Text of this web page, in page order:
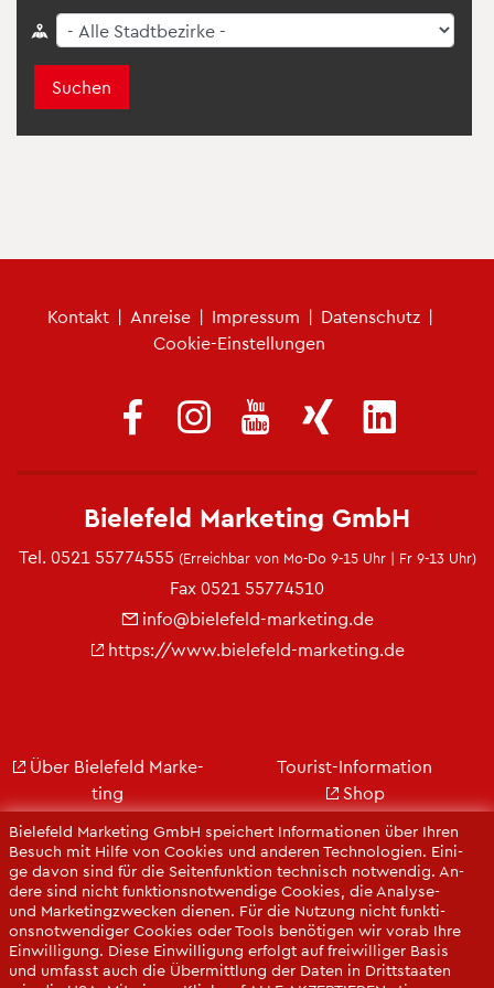
Suchen
Kon­takt | An­rei­se | Im­pres­sum | Da­ten­schutz |
Coo­kie-Ein­stel­lun­gen
Bie­le­feld Mar­ke­ting GmbH spei­chert In­for­ma­tio­nen über Ihren
Be­such mit Hilfe von Coo­kies und an­de­ren Tech­no­lo­gi­en. Ei­ni­
ge davon sind für die Sei­ten­funk­ti­on tech­nisch not­wen­dig. An­
de­re sind nicht funk­ti­ons­not­wen­di­ge Coo­kies, die Ana­ly­se-
und Mar­ke­ting­zwe­cken die­nen. Für die Nut­zung nicht funk­ti­
ons­not­wen­di­ger Coo­kies oder Tools be­nö­ti­gen wir vorab Ihre
Ein­wil­li­gung. Diese Ein­wil­li­gung er­folgt auf frei­wil­li­ger Basis
und um­fasst auch die Über­mitt­lung der Daten in Dritt­staa­ten
Bie­le­feld Mar­ke­ting GmbH
Tel. 0521 55774555 (Er­reich­bar von Mo-Do 9-15 Uhr | Fr 9-13 Uhr)
Fax 0521 55774510
info@​bielefeld-​marketing.​de
https://​www.​bielefeld-​marketing.​de
Über Bie­le­feld Mar­ke­
ting
Kon­takt
Ge­schäfts­be­richt
Pres­se
Tou­rist-In­for­ma­ti­on
Shop
Bie­le­feld-Gut­schein
Web­cams